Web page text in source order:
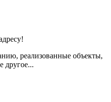
реализованные объекты,
другое...